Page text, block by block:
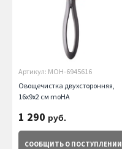
Артикул: MOH-6945616
Овощечистка двухсторонняя,
16х9х2 см moHA
1 290 руб.
СООБЩИТЬ О ПОСТУПЛЕНИИ